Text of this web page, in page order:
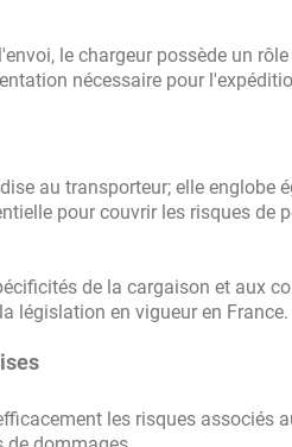
le chargeur possède un
nécessaire pour
au transporteur; elle englobe
pour couvrir les risques de
de la cargaison et aux
législation en vigueur en France.
les risques associés